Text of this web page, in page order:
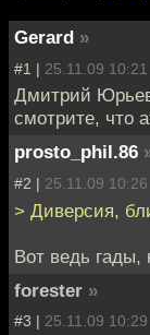
Gerard »
#1 | 25.11.09 10:21
Дмитрий
смотрите, что
prosto_phil.86
#2 | 25.11.09 10:26
> Диверсия,
Вот ведь гады,
forester »
#3 | 25.11.09 10:29